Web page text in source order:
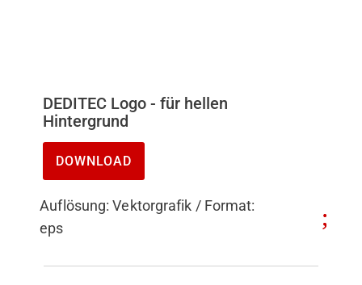
DEDITEC Logo - für hellen
Hintergrund
DOWNLOAD
Auflösung: Vektorgrafik / Format:
eps